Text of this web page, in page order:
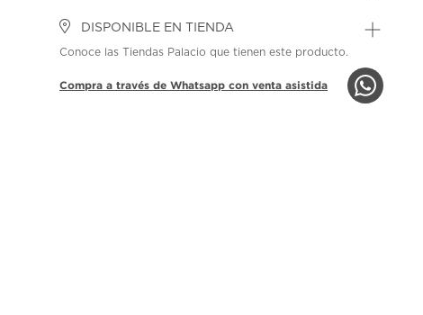
DISPONIBLE EN TIENDA
Conoce las Tiendas Palacio que tienen este producto.
Compra a través de Whatsapp con venta asistida